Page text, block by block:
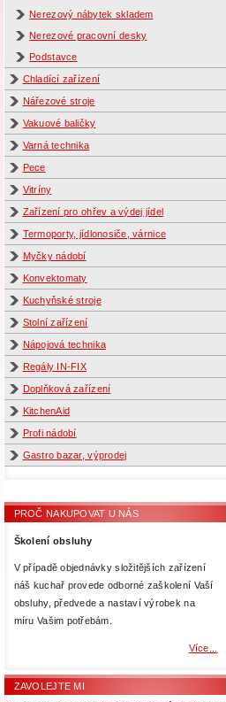
Nerezový nábytek skladem
Nerezové pracovní desky
Podstavce
Chladící zařízení
Nářezové stroje
Vakuové baličky
Varná technika
Pece
Vitríny
Zařízení pro ohřev a výdej jídel
Termoporty, jídlonosiče, várnice
Myčky nádobí
Konvektomaty
Kuchyňské stroje
Stolní zařízení
Nápojová technika
Regály IN-FIX
Doplňková zařízení
KitchenAid
Profi nádobí
Gastro bazar, výprodej
PROČ NAKUPOVAT U NÁS
Školení obsluhy
V případě objednávky složitějších zařízení
náš kuchař provede odborné zaškolení Vaší
obsluhy, předvede a nastaví výrobek na
míru Vašim potřebám.
Více...
ZAVOLEJTE MI